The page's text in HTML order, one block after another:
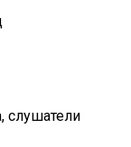
слушатели